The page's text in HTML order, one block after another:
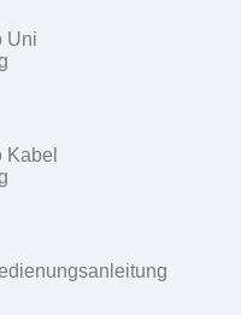
Uni
Kabel